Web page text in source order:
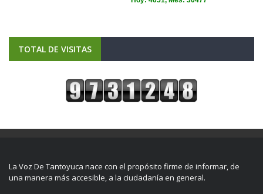
TOTAL DE VISITAS
La Voz De Tantoyuca nace con el propósito firme de informar, de
una manera más accesible, a la ciudadanía en general.